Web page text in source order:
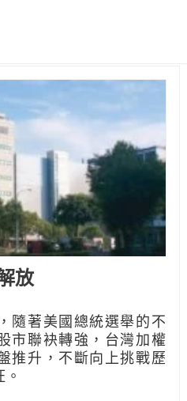
放
隨著美國總統選舉的不
市聯袂轉強，台灣加權
推升，不斷向上挑戰歷